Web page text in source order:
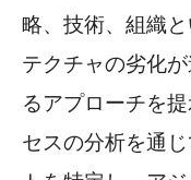
略、技術、組織
テクチャの劣化
るアプローチを
セスの分析を通